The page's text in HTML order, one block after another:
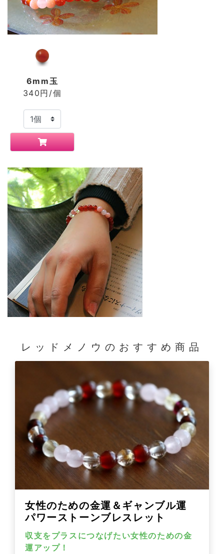
6mm玉
340円/個
レッドメノウの おすすめ商品
女性のための金運＆ギャンブル運
パワーストーンブレスレット
収支をプラスにつなげたい女性のための金
運アップ！